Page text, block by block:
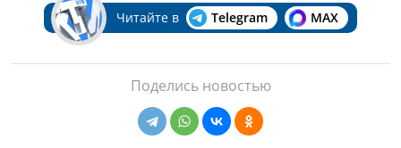
Читайте в Telegram MAX
Поделись новостью